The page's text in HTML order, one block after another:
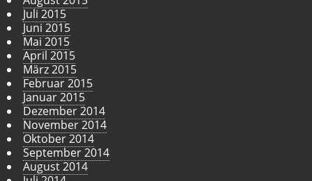
Juli 2015
Juni 2015
Mai 2015
April 2015
März 2015
Februar 2015
Januar 2015
Dezember 2014
November 2014
Oktober 2014
September 2014
August 2014